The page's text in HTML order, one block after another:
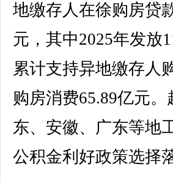
地缴存人在徐购房贷
元，其中2025年发放
累计支持异地缴存人
购房消费65.89亿元
东、安徽、广东等地
公积金利好政策选择